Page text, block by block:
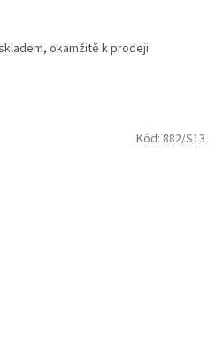
okamžitě k prodeji
Kód: 882/S13